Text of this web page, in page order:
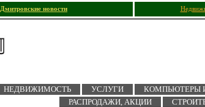
Дмитровские новости
НЕДВИЖИМОСТЬ УСЛУГИ КОМПЬЮТЕРЫ
РАСПРОДАЖИ, АКЦИИ